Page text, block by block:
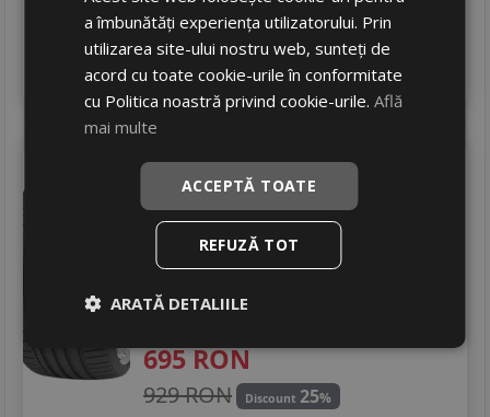
In stoc - 12 buc
livrare 2/3 zile
4 Adauga in cos
GripmaxSuregrip pro sport
265/35 R22 102Y
Turisme
Consum C
Aderenta
695RON
929 RON Discount 25%
a îmbunătăți experiența utilizatorului. Prin
utilizarea site-ului nostru web, sunteți de
acord cu toate cookie-urile în conformitate
cu Politica noastră privind cookie-urile.Află
mai multe
ACCEPTĂ TOATE
REFUZĂ TOT
ARATĂ DETALIILE